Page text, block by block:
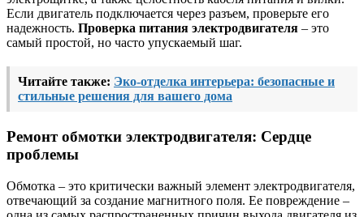
Если двигатель подключается через разъем, проверьте его
надежность. Проверка питания электродвигателя – это
самый простой, но часто упускаемый шаг.
Читайте также: Эко-отделка интерьера: безопасные и
стильные решения для вашего дома
Ремонт обмотки электродвигателя: Сердце
проблемы
Обмотка – это критически важный элемент электродвигателя,
отвечающий за создание магнитного поля. Ее повреждение –